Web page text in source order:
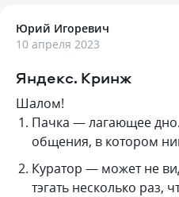
Юрий Игоревич
10 апреля 2023
Яндекс. Кринж
Шалом!
Пачка — лагающее
общения, в котором
Куратор — может не
тэгать несколько раз,